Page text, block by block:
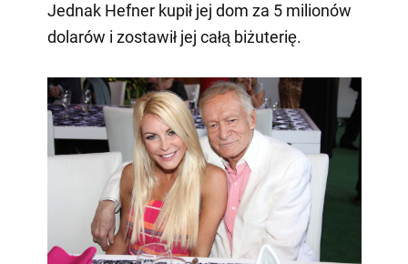
Jednak Hefner kupił jej dom za 5 milionów
dolarów i zostawił jej całą biżuterię.